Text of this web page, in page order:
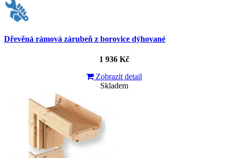
Dřevěná rámová zárubeň z borovice dýhované
1 936 Kč
Zobrazit detail
Skladem